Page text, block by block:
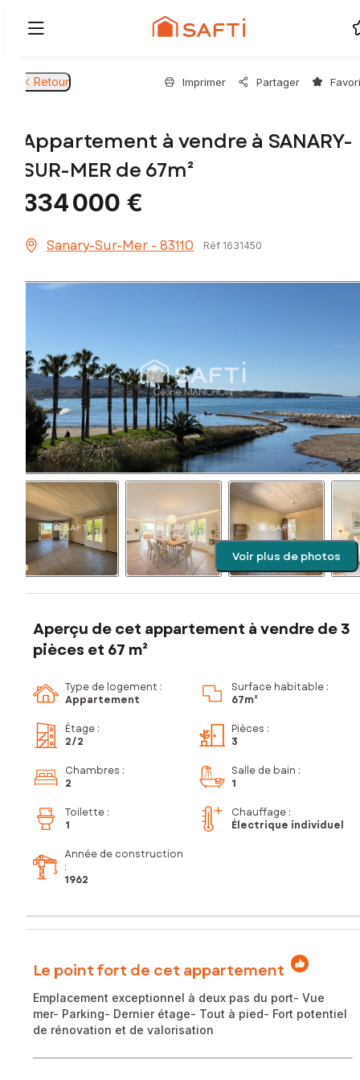
Retour Imprimer Partager
Appartement à vendre à SANARY-
SUR-MER de 67m²
334 000 €
Sanary-Sur-Mer - 83110 Réf 1631450
Voir plus de photos
Aperçu de cet appartement à vendre de 3
pièces et 67 m²
Type de logement :
Appartement
Surface habitable :
67m²
Étage :
2/2
Pièces :
3
Chambres :
2
Salle de bain :
1
Toilette :
1
Chauffage :
Électrique individuel
Année de construction
:
1962
Le point fort de cet appartement
Emplacement exceptionnel à deux pas du port- Vue
mer- Parking- Dernier étage- Tout à pied- Fort potentiel
de rénovation et de valorisation